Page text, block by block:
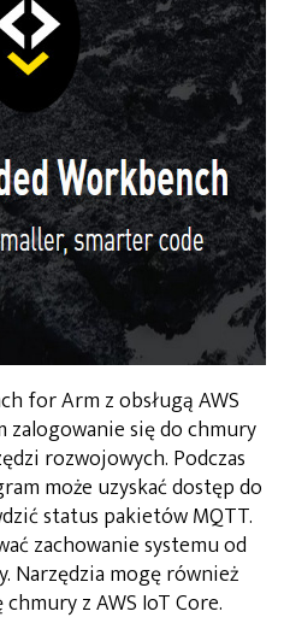
for Arm z obsługą AWS
się do chmury
rozwojowych. Podczas
może uzyskać dostęp do
status pakietów MQTT.
zachowanie systemu od
Narzędzia mogę również
z AWS IoT Core.